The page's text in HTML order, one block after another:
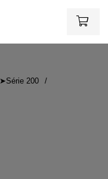
➤Série 200